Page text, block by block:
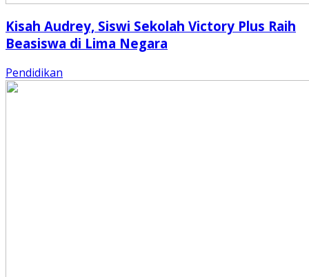
Kisah Audrey, Siswi Sekolah Victory Plus Raih
Beasiswa di Lima Negara
Pendidikan